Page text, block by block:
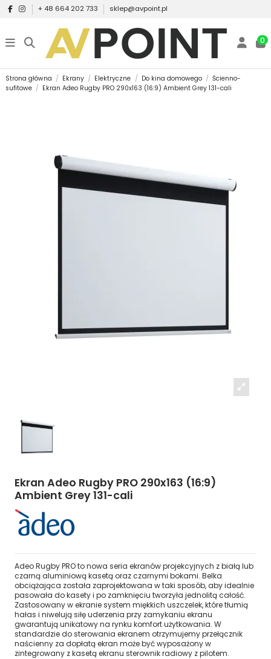
+ 48 664 202 733 sklep@avpoint.pl
0
Strona główna Ekrany Elektryczne Do kina domowego
Ścienno-
sufitowe
Ekran Adeo Rugby PRO 290x163 (16:9) Ambient Grey 131-cali
Ekran Adeo Rugby PRO 290x163 (16:9)
Ambient Grey 131-cali
Adeo Rugby PRO to nowa seria ekranów projekcyjnych z białą lub
czarną aluminiową kasetą oraz czarnymi bokami. Belka
obciążająca została zaprojektowana w taki sposób, aby idealnie
pasowała do kasety i po zamknięciu tworzyła jednolitą całość.
Zastosowany w ekranie system miękkich uszczelek, które tłumią
hałas i niwelują siłę uderzenia przy zamykaniu ekranu
gwarantują unikatowy na rynku komfort użytkowania. W
standardzie do sterowania ekranem otrzymujemy przełącznik
naścienny za dopłatą ekran może być wyposażony w
zintegrowany z kasetą ekranu sterownik radiowy z pilotem.